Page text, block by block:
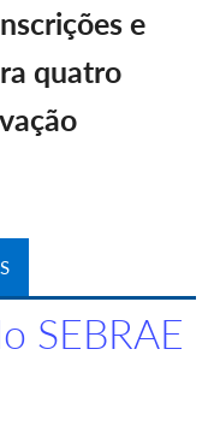
e
quatro
SEBRAE